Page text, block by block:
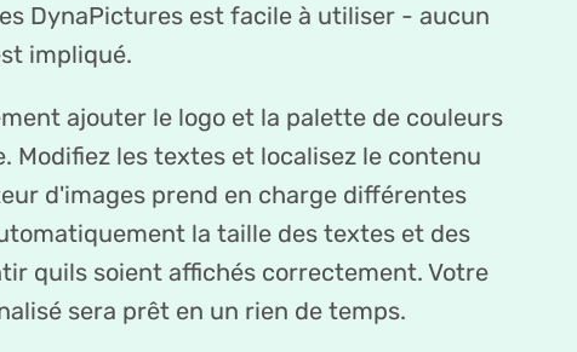
DynaPictures est facile à utiliser - aucun
impliqué.
ajouter le logo et la palette de couleurs
Modifiez les textes et localisez le contenu
d'images prend en charge différentes
la taille des textes et des
quils soient affichés correctement. Votre
sera prêt en un rien de temps.